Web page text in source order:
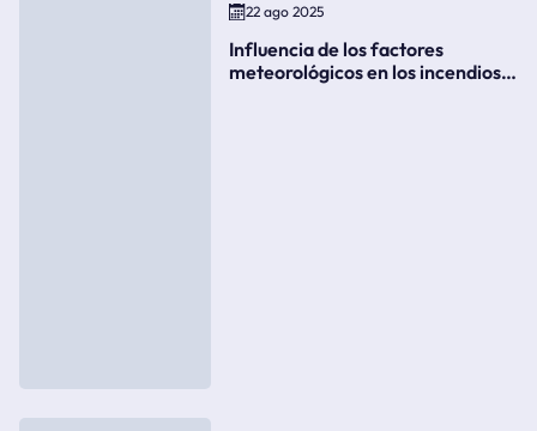
22 ago 2025
Influencia de los factores
meteorológicos en los incendios